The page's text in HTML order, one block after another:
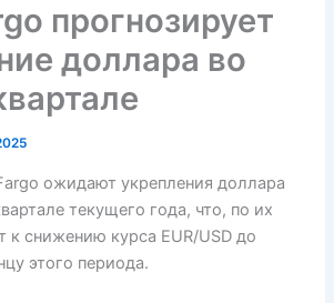
прогнозирует
доллара во
ожидают укрепления доллара
текущего года, что, по их
к снижению курса EUR/USD до
этого периода.